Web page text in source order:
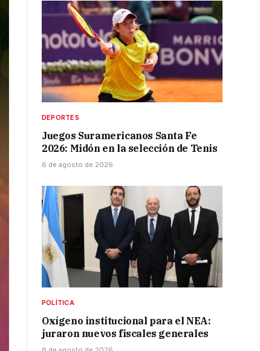
DEPORTES
Juegos Suramericanos Santa Fe
2026: Midón en la selección de Tenis
6 de agosto de 2026
POLÍTICA
Oxígeno institucional para el NEA:
juraron nuevos fiscales generales